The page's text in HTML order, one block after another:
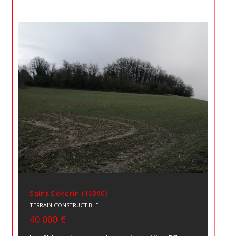
Saint-Séverin (16390)
TERRAIN CONSTRUCTIBLE
40 000 €